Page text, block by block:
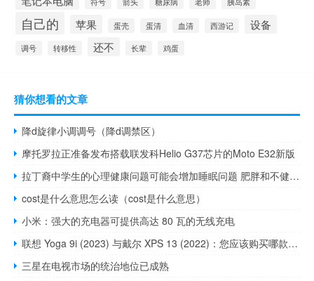
自己的 苹果 蛋壳 蛋清 血清 西游记 设备
调号 转移性 还不 长辈 鸡蛋
猜你想看的文章
降d旋律小调调号（降d调禁区）
摩托罗拉正准备发布搭载联发科Helio G37芯片的Moto E32新版
拉丁裔中学生的心理健康问题可能会增加睡眠问题 肥胖和不健康行为的风险
cost是什么意思怎么读（cost是什么意思）
小米：强大的充电器可提供高达 80 瓦的无线充电
联想 Yoga 9i (2023) 与戴尔 XPS 13 (2022)：您应该购买哪款笔记本电脑
三星在电视市场的统治地位已成熟